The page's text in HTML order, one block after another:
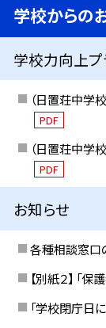
学校からの
学校力向上プ
（日置荘中学
PDF
（日置荘中学
PDF
お知らせ
各種相談窓口
【別紙２】 「
「学校閉庁日に